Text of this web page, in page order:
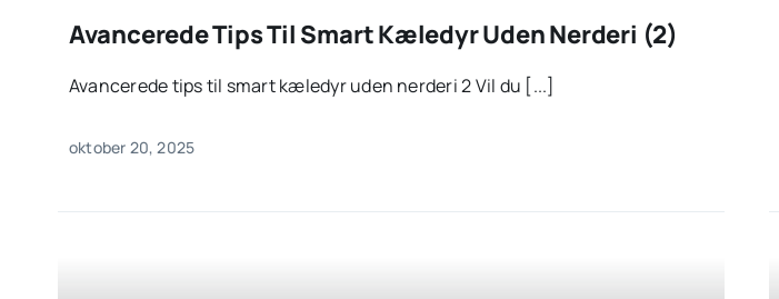
Avancerede Tips Til Smart Kæledyr Uden Nerderi (2)
Avancerede tips til smart kæledyr uden nerderi 2 Vil du [...]
oktober 20, 2025